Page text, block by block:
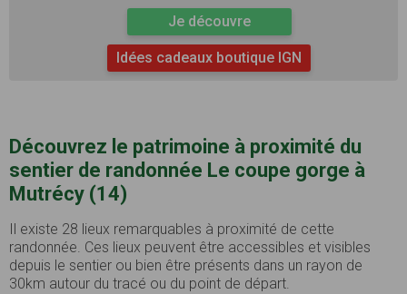
Je découvre
Idées cadeaux boutique IGN
Découvrez le patrimoine à proximité du
sentier de randonnée Le coupe gorge à
Mutrécy (14)
Il existe 28 lieux remarquables à proximité de cette
randonnée. Ces lieux peuvent être accessibles et visibles
depuis le sentier ou bien être présents dans un rayon de
30km autour du tracé ou du point de départ.